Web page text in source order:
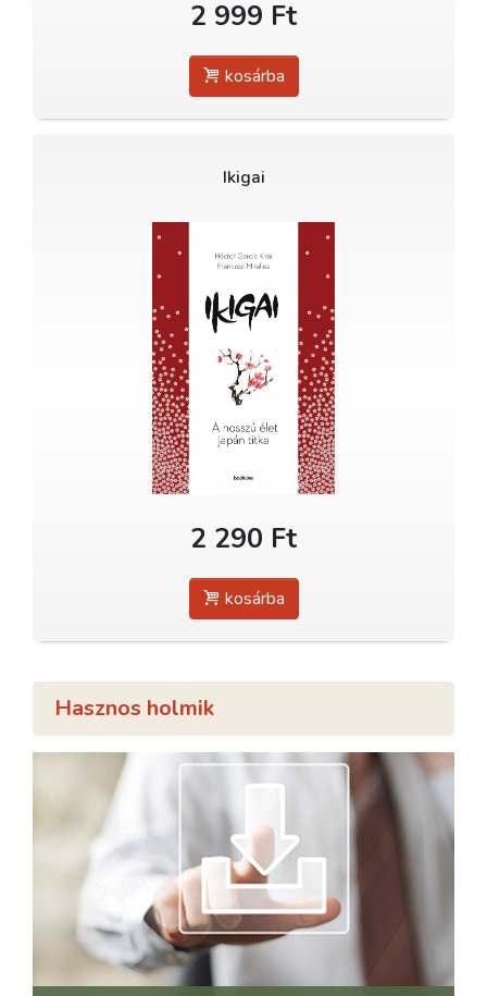
2 999 Ft
kosárba
Ikigai
2 290 Ft
kosárba
Hasznos holmik